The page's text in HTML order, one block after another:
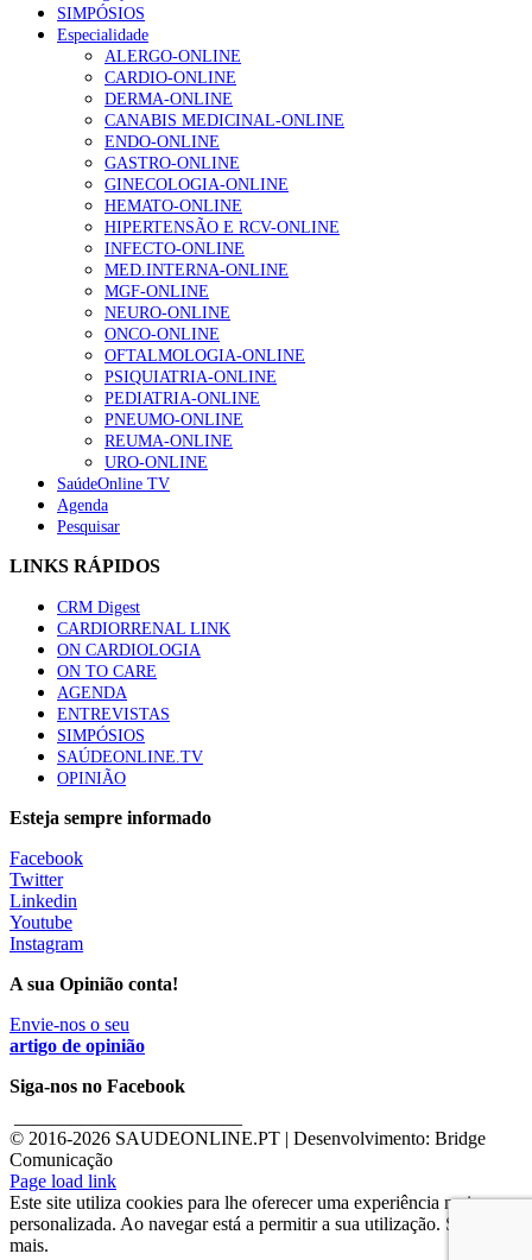
SIMPÓSIOS
Especialidade
ALERGO-ONLINE
CARDIO-ONLINE
DERMA-ONLINE
CANABIS MEDICINAL-ONLINE
ENDO-ONLINE
GASTRO-ONLINE
GINECOLOGIA-ONLINE
HEMATO-ONLINE
HIPERTENSÃO E RCV-ONLINE
INFECTO-ONLINE
MED.INTERNA-ONLINE
MGF-ONLINE
NEURO-ONLINE
ONCO-ONLINE
OFTALMOLOGIA-ONLINE
PSIQUIATRIA-ONLINE
PEDIATRIA-ONLINE
PNEUMO-ONLINE
REUMA-ONLINE
URO-ONLINE
SaúdeOnline TV
Agenda
Pesquisar
LINKS RÁPIDOS
CRM Digest
CARDIORRENAL LINK
ON CARDIOLOGIA
ON TO CARE
AGENDA
ENTREVISTAS
SIMPÓSIOS
SAÚDEONLINE.TV
OPINIÃO
Esteja sempre informado
Facebook
Twitter
Linkedin
Youtube
Instagram
A sua Opinião conta!
Envie-nos o seu
artigo de opinião
Siga-nos no Facebook
© 2016-2026 SAUDEONLINE.PT | Desenvolvimento: Bridge
Comunicação
Page load link
Este site utiliza cookies para lhe oferecer uma experiência mais
personalizada. Ao navegar está a permitir a sua utilização. Saber
mais.